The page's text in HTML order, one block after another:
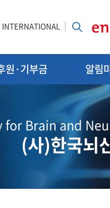
INTERNATIONAL
원·기부금 알림
for Brain and
(사)한국뇌